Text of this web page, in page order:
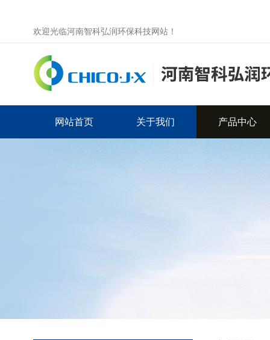
欢迎光临河南智科弘润环保科技网站！
网站首页 关于我们 产品中心